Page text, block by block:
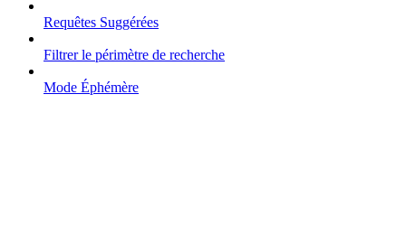
Requêtes Suggérées
Filtrer le périmètre de recherche
Mode Éphémère